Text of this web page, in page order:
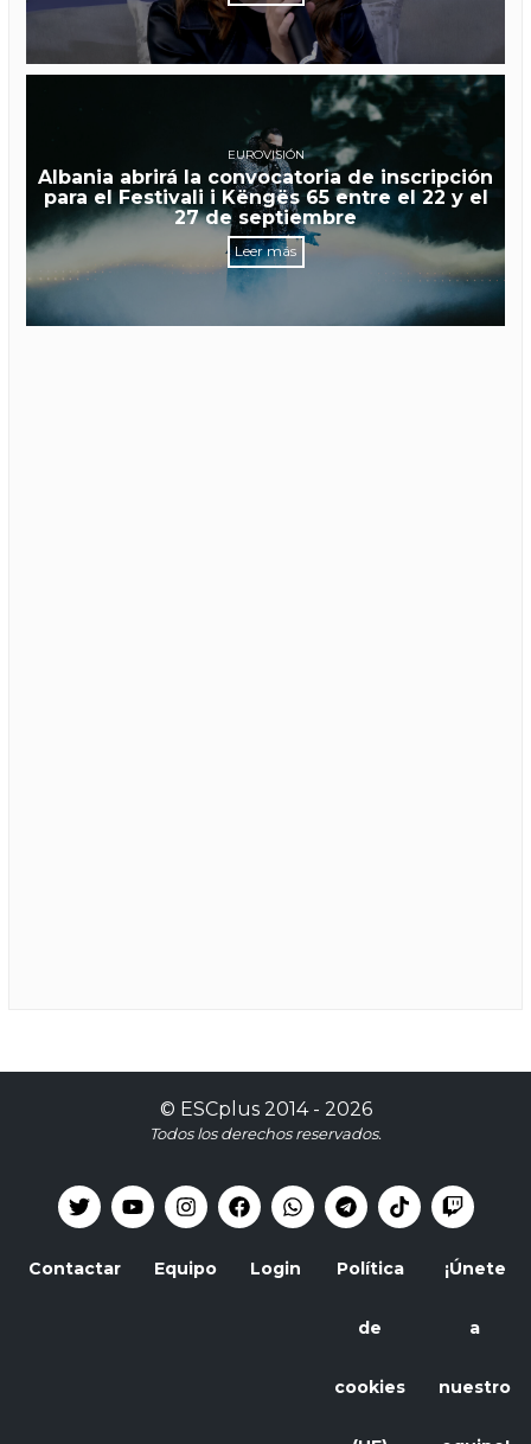
EUROVISIÓN
Albania abrirá la convocatoria de inscripción
para el Festivali i Këngës 65 entre el 22 y el
27 de septiembre
Leer más
© ESCplus2014 - 2026
Todos los derechos reservados.
Contactar Equipo Login Política
de
cookies
¡Únete
a
nuestro